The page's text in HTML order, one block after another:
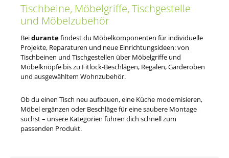
Tischbeine, Möbelgriffe, Tischgestelle
und Möbelzubehör
Beidurantefindest du Möbelkomponenten für individuelle
Projekte, Reparaturen und neue Einrichtungsideen: von
Tischbeinen und Tischgestellen über Möbelgriffe und
Möbelknöpfe bis zu Fitlock-Beschlägen, Regalen, Garderoben
und ausgewähltem Wohnzubehör.
Ob du einen Tisch neu aufbauen, eine Küche modernisieren,
Möbel ergänzen oder Beschläge für eine saubere Montage
suchst – unsere Kategorien führen dich schnell zum
passenden Produkt.